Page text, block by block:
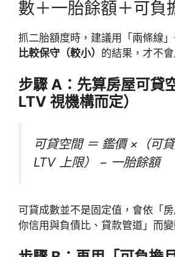
數＋一胎餘額＋可負
抓二胎額度時，建議用「兩條線
比較保守（較小） 的結果，才不會
步驟 A：先算房屋可貸
LTV 視機構而定）
可貸空間 ＝ 鑑價 ×（可
LTV 上限） − 一胎餘額
可貸成數並不是固定值，會依「
你信用與負債比、貸款管道」而變